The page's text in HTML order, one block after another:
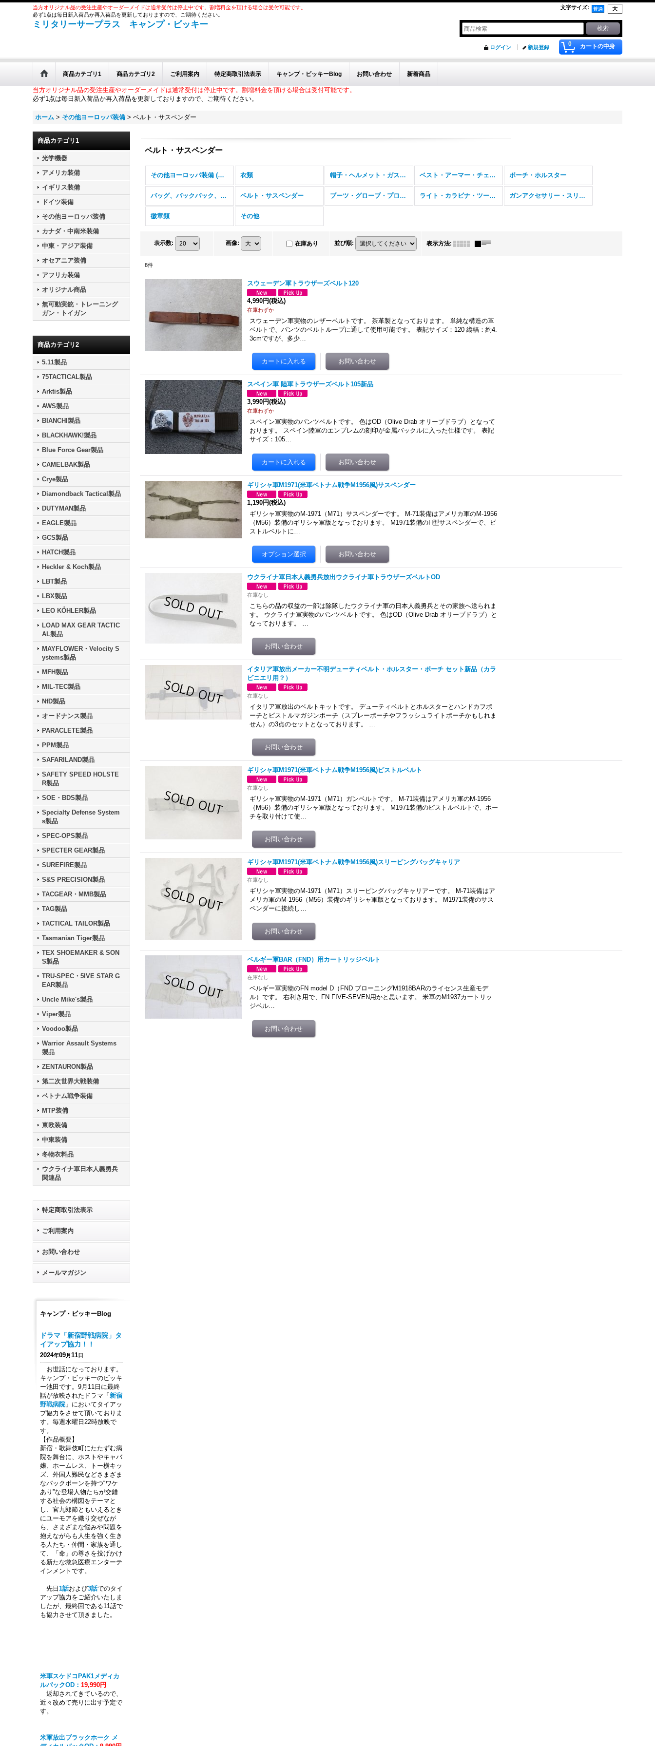
当方オリジナル品の受注生産やオーダーメイドは通常受付は停止中です。割増料金を頂ける場合は受付可能です。
必ず1点は毎日新入荷品か再入荷品を更新しておりますので、ご期待ください。
文字サイズ:
ミリタリーサープラス キャンプ・ビッキー
0 カートの中身
ログイン 新規登録
商品カテゴリ1 商品カテゴリ2 ご利用案内 特定商取引法表示 キャンプ・ビッキーBlog お問い合わせ 新着商品
当方オリジナル品の受注生産やオーダーメイドは通常受付は停止中です。割増料金を頂ける場合は受付可能です。
必ず1点は毎日新入荷品か再入荷品を更新しておりますので、ご期待ください。
ホーム > その他ヨーロッパ装備 > ベルト・サスペンダー
商品カテゴリ1
光学機器
アメリカ装備
イギリス装備
ドイツ装備
その他ヨーロッパ装備
カナダ・中南米装備
中東・アジア装備
オセアニア装備
アフリカ装備
オリジナル商品
無可動実銃・トレーニング
ガン・トイガン
商品カテゴリ2
5.11製品
75TACTICAL製品
Arktis製品
AWS製品
BIANCHI製品
BLACKHAWK!製品
Blue Force Gear製品
CAMELBAK製品
Crye製品
Diamondback Tactical製品
DUTYMAN製品
EAGLE製品
GCS製品
HATCH製品
Heckler & Koch製品
LBT製品
LBX製品
LEO KÖHLER製品
LOAD MAX GEAR TACTIC
AL製品
MAYFLOWER・Velocity S
ystems製品
MFH製品
MIL-TEC製品
NfD製品
オードナンス製品
PARACLETE製品
PPM製品
SAFARILAND製品
SAFETY SPEED HOLSTE
R製品
SOE・BDS製品
Specialty Defense System
s製品
SPEC-OPS製品
SPECTER GEAR製品
SUREFIRE製品
S&S PRECISION製品
TACGEAR・MMB製品
TAG製品
TACTICAL TAILOR製品
Tasmanian Tiger製品
TEX SHOEMAKER & SON
S製品
TRU-SPEC・5IVE STAR G
EAR製品
Uncle Mike's製品
Viper製品
Voodoo製品
Warrior Assault Systems
製品
ZENTAURON製品
第二次世界大戦装備
ベトナム戦争装備
MTP装備
東欧装備
中東装備
冬物衣料品
ウクライナ軍日本人義勇兵
関連品
特定商取引法表示
ご利用案内
お問い合わせ
メールマガジン
キャンプ・ビッキーBlog
ドラマ「新宿野戦病院」タ
イアップ協力！！
2024年09月11日
お世話になっております。
キャンプ・ビッキーのビッキ
ー池田です。9月11日に最終
話が放映されたドラマ「新宿
野戦病院 」においてタイアッ
プ協力をさせて頂いておりま
す。毎週水曜日22時放映で
す。
【作品概要】
新宿・歌舞伎町にたたずむ病
院を舞台に、ホストやキャバ
嬢、ホームレス、トー横キッ
ズ、外国人難民などさまざま
なバックボーンを持つ“ワケ
あり”な登場人物たちが交錯
する社会の構図をテーマと
し、官九郎節ともいえるとき
にユーモアを織り交ぜなが
ら、さまざまな悩みや問題を
抱えながらも人生を強く生き
る人たち・仲間・家族を通し
て、「命」の尊さを投げかけ
る新たな救急医療エンターテ
インメントです。
先日1話および3話でのタイ
アップ協力をご紹介いたしま
したが、最終回である11話で
も協力させて頂きました。
米軍スケドコPAK1メディカ
ルパックOD：19,990円
返却されてきているので、
近々改めて売りに出す予定で
す。
米軍放出ブラックホーク メ
ベルト・サスペンダー
その他ヨーロッパ装備 (全商品) 衣類 帽子・ヘルメット・ガスマスク・ゴーグル ベスト・アーマー・チェストリグ ポーチ・ホルスター
バッグ、バックパック、フィールドパック ベルト・サスペンダー ブーツ・グローブ・プロテクター ライト・カラビナ・ツール・ナイフ ガンアクセサリー・スリング・ガンパーツ
徽章類 その他
表示数: 画像: 在庫あり 並び順: 表示方法:
8件
スウェーデン軍トラウザーズベルト120
4,990円(税込)
在庫わずか
スウェーデン軍実物のレザーベルトです。 茶革製となっております。 単純な構造の革
ベルトで、パンツのベルトループに通して使用可能です。 表記サイズ：120 縦幅：約4.
3cmですが、多少…
スペイン軍 陸軍トラウザーズベルト105新品
3,990円(税込)
在庫わずか
スペイン軍実物のパンツベルトです。 色はOD（Olive Drab オリーブドラブ）となって
おります。 スペイン陸軍のエンブレムの刻印が金属バックルに入った仕様です。 表記
サイズ：105…
ギリシャ軍M1971(米軍ベトナム戦争M1956風)サスペンダー
1,190円(税込)
ギリシャ軍実物のM-1971（M71）サスペンダーです。 M-71装備はアメリカ軍のM-1956
（M56）装備のギリシャ軍版となっております。 M1971装備のH型サスペンダーで、ピ
ストルベルトに…
ウクライナ軍日本人義勇兵放出ウクライナ軍トラウザーズベルトOD
在庫なし
こちらの品の収益の一部は除隊したウクライナ軍の日本人義勇兵とその家族へ送られま
す。 ウクライナ軍実物のパンツベルトです。 色はOD（Olive Drab オリーブドラブ）と
なっております。 …
イタリア軍放出メーカー不明デューティベルト・ホルスター・ポーチ セット新品（カラ
ビニエリ用？）
在庫なし
イタリア軍放出のベルトキットです。 デューティベルトとホルスターとハンドカフポ
ーチとピストルマガジンポーチ（スプレーポーチやフラッシュライトポーチかもしれま
せん）の3点のセットとなっております。 …
ギリシャ軍M1971(米軍ベトナム戦争M1956風)ピストルベルト
在庫なし
ギリシャ軍実物のM-1971（M71）ガンベルトです。 M-71装備はアメリカ軍のM-1956
（M56）装備のギリシャ軍版となっております。 M1971装備のピストルベルトで、ポー
チを取り付けて使…
ギリシャ軍M1971(米軍ベトナム戦争M1956風)スリーピングバッグキャリア
在庫なし
ギリシャ軍実物のM-1971（M71）スリーピングバッグキャリアーです。 M-71装備はア
メリカ軍のM-1956（M56）装備のギリシャ軍版となっております。 M1971装備のサス
ペンダーに接続し…
ベルギー軍BAR（FND）用カートリッジベルト
在庫なし
ベルギー軍実物のFN model D（FND ブローニングM1918BARのライセンス生産モデ
ル）です。 右利き用で、FN FIVE-SEVEN用かと思います。 米軍のM1937カートリッ
ジベル…